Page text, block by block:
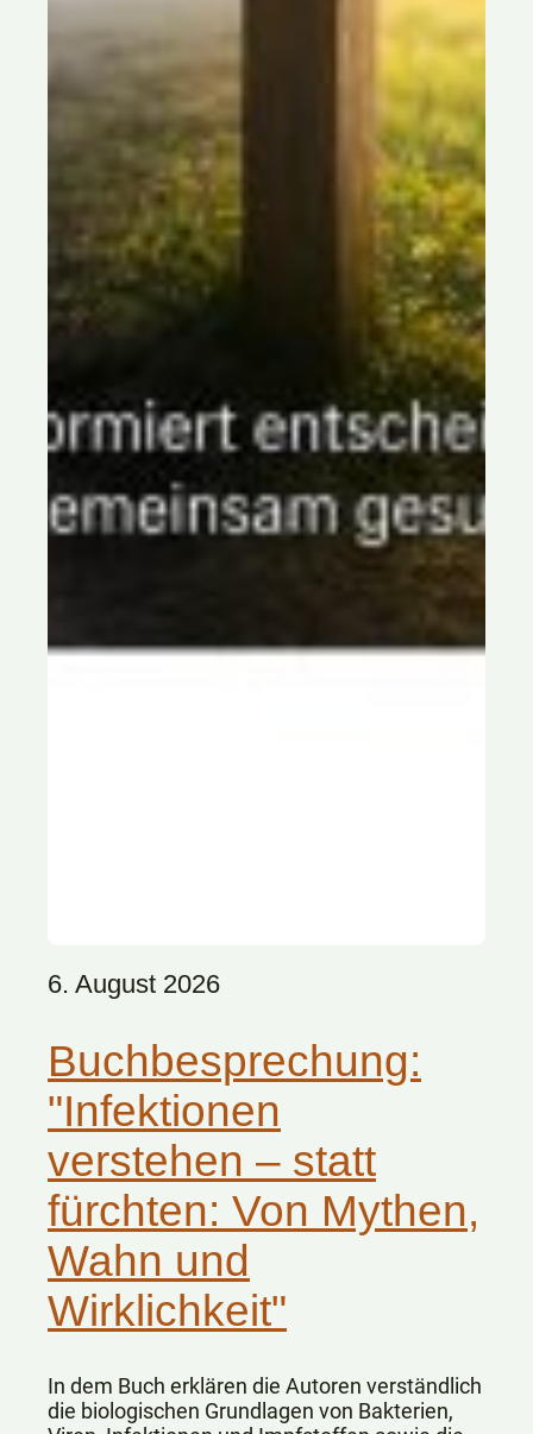
6. August 2026
Buchbesprechung:
"Infektionen
verstehen – statt
fürchten: Von Mythen,
Wahn und
Wirklichkeit"
In dem Buch erklären die Autoren verständlich
die biologischen Grundlagen von Bakterien,